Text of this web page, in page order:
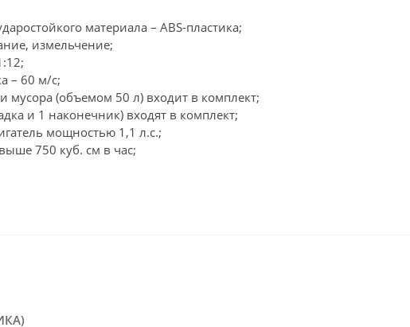
материала – ABS-пластика;
измельчение;
– 60 м/с;
(объемом 50 л) входит в комплект;
и 1 наконечник) входят в комплект;
мощностью 1,1 л.с.;
750 куб. см в час;